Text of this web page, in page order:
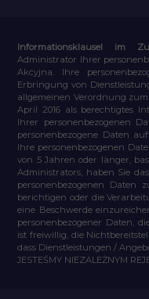
Informationsklausel im
Administrator Ihrer
Akcyjna. Ihre
Erbringung von
allgemeinen Verordnung
April 2016 als berechtigtes
Ihrer personenbezogenen
personenbezogene Daten
Ihre personenbezogenen
von 5 Jahren oder länger,
Administrators, haben Sie
personenbezogenen
berichtigen oder die
eine Beschwerde
personenbezogener Daten,
ist freiwillig, die
dass Dienstleistungen /
JESTEŚMY NIEZALEŻNYM